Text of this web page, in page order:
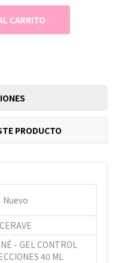
PRODUCTO
Nuevo
CERAVE
- GEL CONTROL
40 ML